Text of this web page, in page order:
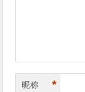
昵称 *